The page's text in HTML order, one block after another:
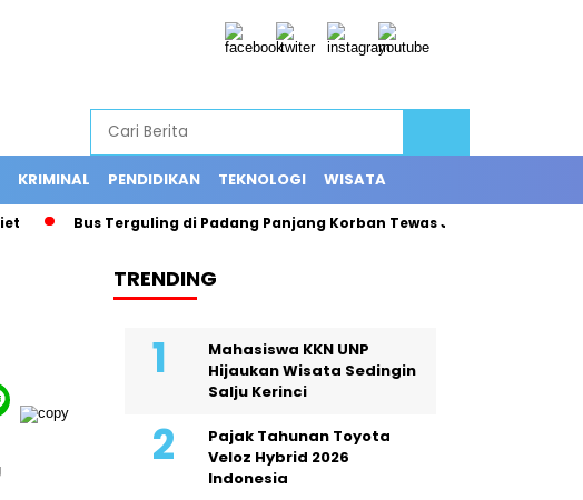
KRIMINAL PENDIDIKAN TEKNOLOGI WISATA
Bus Terguling di Padang Panjang Korban Tewas Jadi 12 Orang
TRENDING
Mahasiswa KKN UNP
Hijaukan Wisata Sedingin
Salju Kerinci
Pajak Tahunan Toyota
Veloz Hybrid 2026
Indonesia